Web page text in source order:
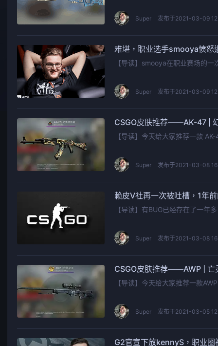
Super 发布于2021-03-09
难堪，职业选手smooya愤怒
【导读】smooya在职业赛场的
Super 发布于2021-03-09
CSGO皮肤推荐——AK-47 |
【导读】今天给大家推荐一款
Super 发布于2021-03-08
赖皮V社再一次被吐槽，1年
【导读】有BUG已经存在了一年
Super 发布于2021-03-08
CSGO皮肤推荐——AWP | 亡
【导读】今天给大家推荐一款
Super 发布于2021-03-05
G2官宣下放kennyS，职业圈